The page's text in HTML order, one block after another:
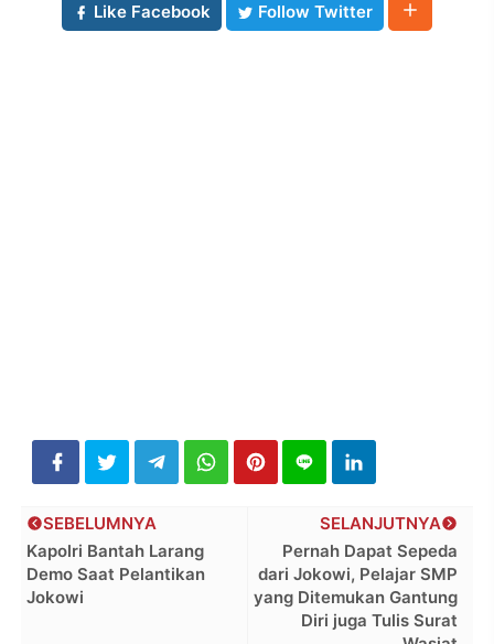
Like Facebook
Follow Twitter
SELANJUTNYA
Pernah Dapat Sepeda
dari Jokowi, Pelajar SMP
yang Ditemukan Gantung
Diri juga Tulis Surat
SEBELUMNYA
Kapolri Bantah Larang
Demo Saat Pelantikan
Jokowi